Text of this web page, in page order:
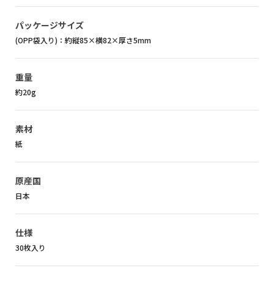
パッケージサイズ
(OPP袋入り)：約縦85×横82×厚さ5mm
重量
約20g
素材
紙
原産国
日本
仕様
30枚入り